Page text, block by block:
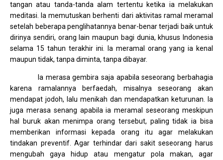
tangan atau tanda-tanda alam tertentu ketika ia melakukan
meditasi. Ia memutuskan berhenti dari aktivitas ramal meramal
setelah beberapa penglihatannya benar-benar terjadi baik untuk
dirinya sendiri, orang lain maupun bagi dunia, khusus Indonesia
selama 15 tahun terakhir ini. Ia meramal orang yang ia kenal
maupun tidak, tanpa diminta, tanpa dibayar.
Ia merasa gembira saja apabila seseorang berbahagia
karena ramalannya berfaedah, misalnya seseorang akan
mendapat jodoh, lalu menikah dan mendapatkan keturunan. Ia
juga merasa senang apabila ia meramal seseorang meskipun
hal buruk akan menimpa orang tersebut, paling tidak ia bisa
memberikan informasi kepada orang itu agar melakukan
tindakan preventif. Agar terhindar dari sakit seseorang harus
mengubah gaya hidup atau mengatur pola makan, agar